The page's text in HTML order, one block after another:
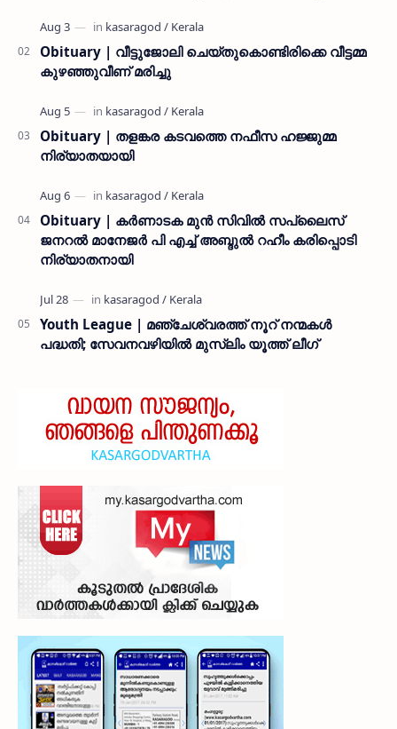
നൽകി കാസ…
Obituary | വീട്ടുജോലി ചെയ്തുകൊണ്ടിരിക്കെ വീട്ടമ്മ
കുഴഞ്ഞുവീണ് മരിച്ചു
Obituary | തളങ്കര കടവത്തെ നഫീസ ഹജ്ജുമ്മ
നിര്യാതയായി
Obituary | കർണാടക മുൻ സിവില്‍ സപ്ലൈസ്
ജനറൽ മാനേജർ പി എച്ച് അബ്ദുൽ റഹീം കരിപ്പൊടി
നിര്യാതനായി
Youth League | മഞ്ചേശ്വരത്ത് നൂറ് നന്മകൾ
പദ്ധതി; സേവനവഴിയിൽ മുസ്ലിം യൂത്ത് ലീഗ്